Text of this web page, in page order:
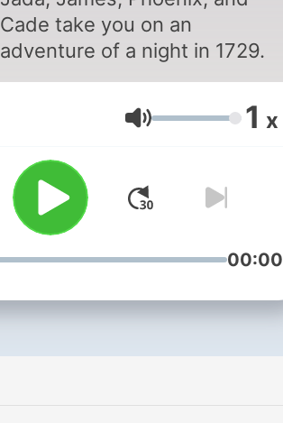
Cade take you on an
adventure of a night in 1729.
Hangerő 1 x
00:00